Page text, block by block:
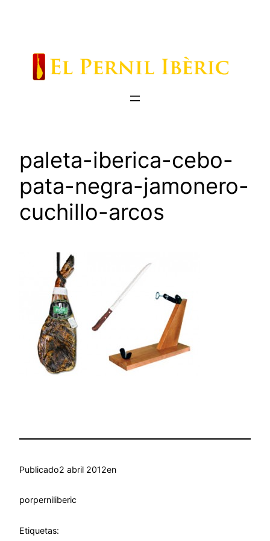
paleta-iberica-cebo-
pata-negra-jamonero-
cuchillo-arcos
Publicado2 abril 2012en
porperniliberic
Etiquetas: